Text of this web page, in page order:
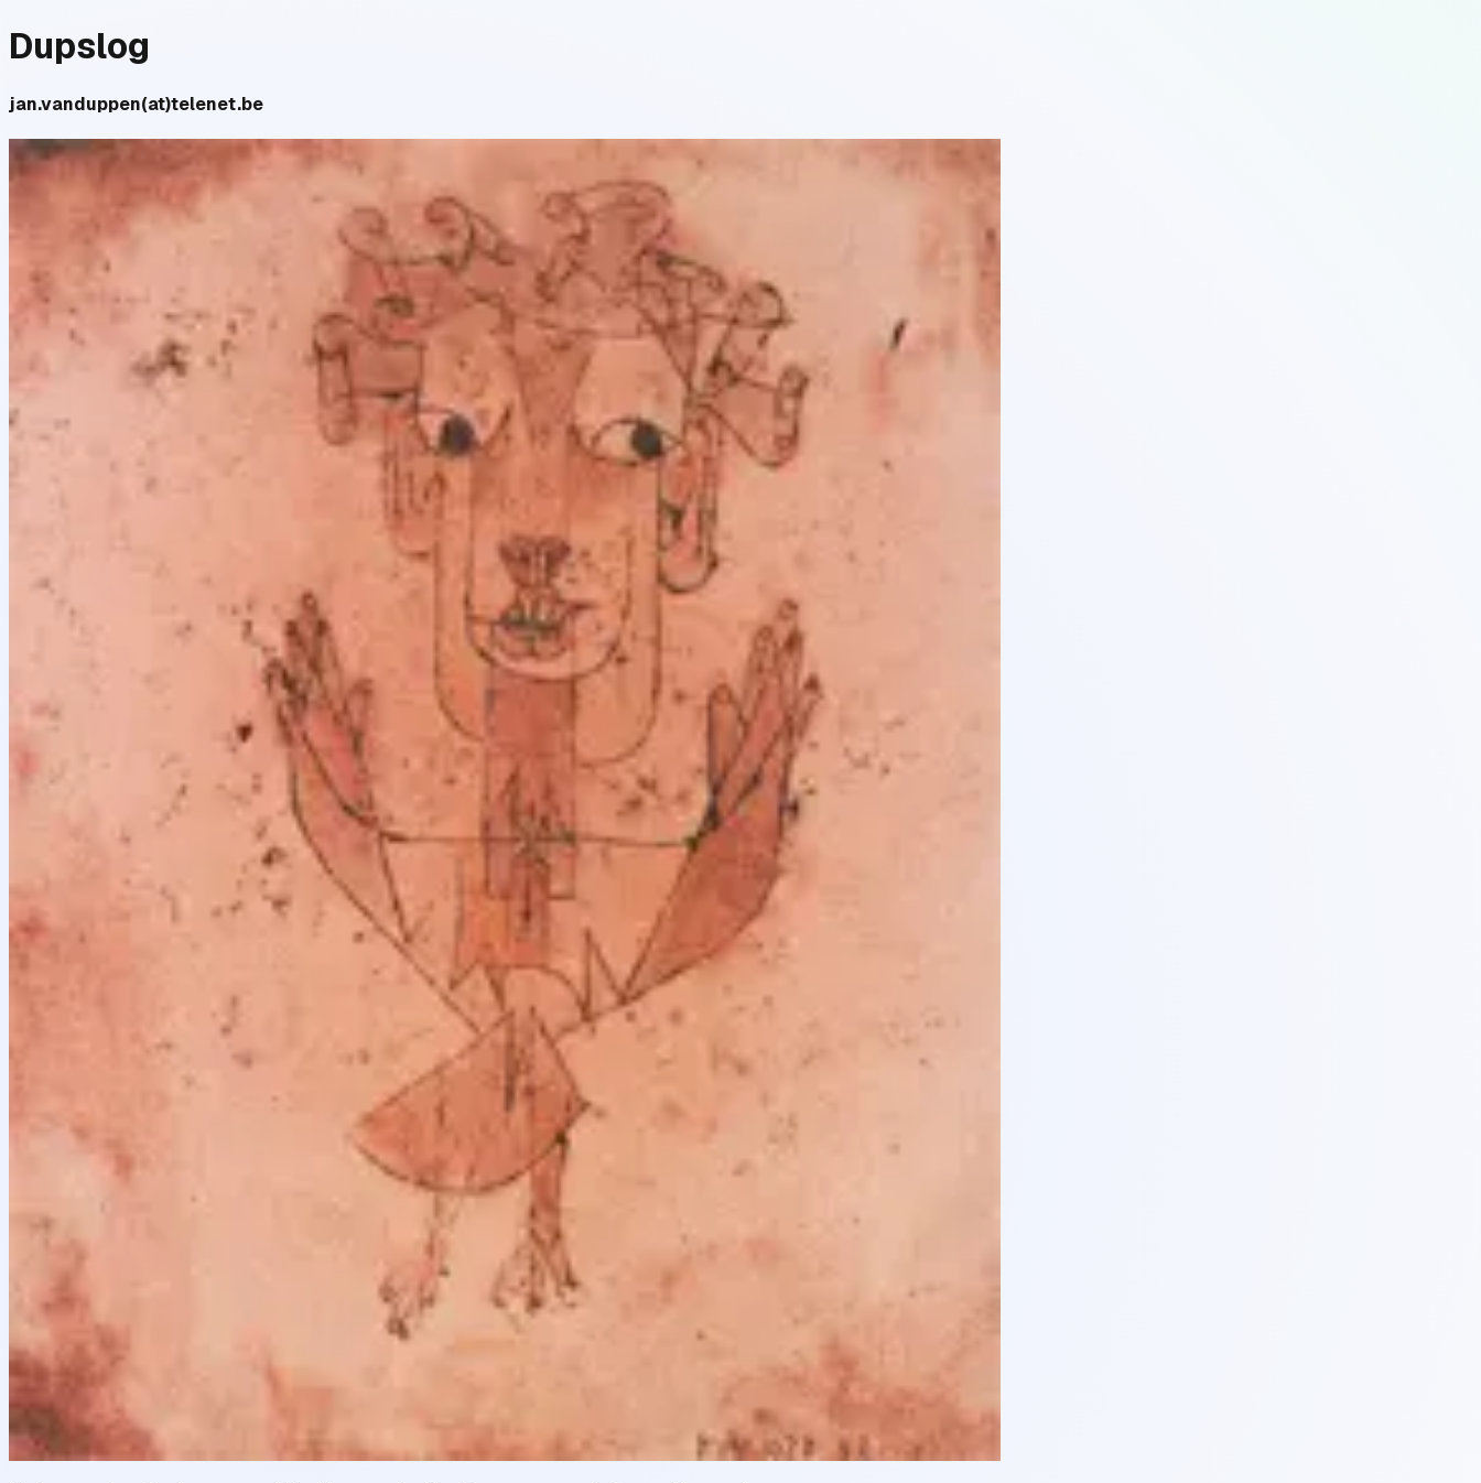
Dupslog
jan.vanduppen(at)telenet.be